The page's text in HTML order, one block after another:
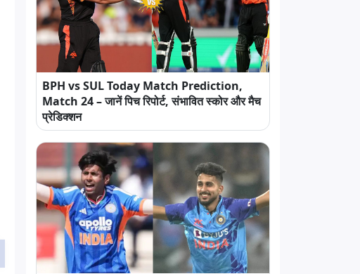
BPH vs SUL Today Match Prediction,
Match 24 – जानें पिच रिपोर्ट, संभावित स्कोर और मैच
प्रेडिक्शन